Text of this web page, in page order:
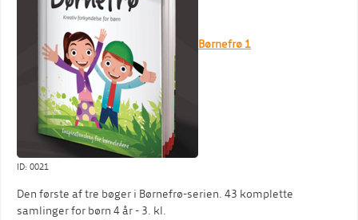
Børnefrø 1
ID: 0021
Den første af tre bøger i Børnefrø-serien. 43 komplette
samlinger for børn 4 år - 3. kl.